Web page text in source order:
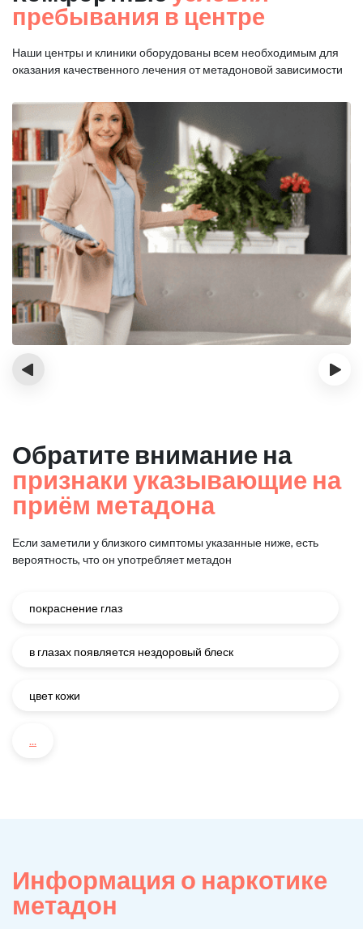
пребывания в центре
Наши центры и клиники оборудованы всем необходимым для
оказания качественного лечения от метадоновой зависимости
‹ ›
Обратите внимание на
признаки указывающие на
приём метадона
Если заметили у близкого симптомы указанные ниже, есть
вероятность, что он употребляет метадон
покраснение глаз
в глазах появляется нездоровый блеск
цвет кожи
...
Информация о наркотике
метадон